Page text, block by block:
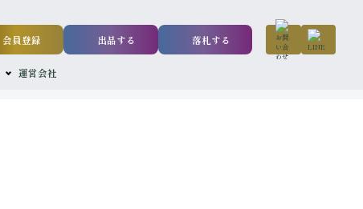
運営会社
会員登録 出品する 落札する